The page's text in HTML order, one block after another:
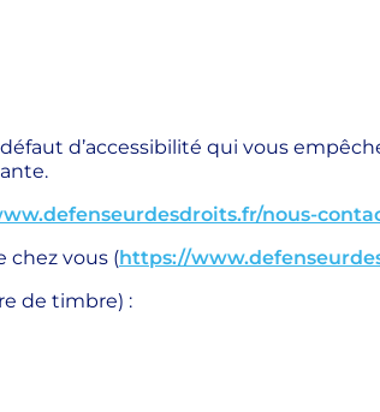
d’accessibilité qui vous
nous-
chez vous (https://
de timbre) :